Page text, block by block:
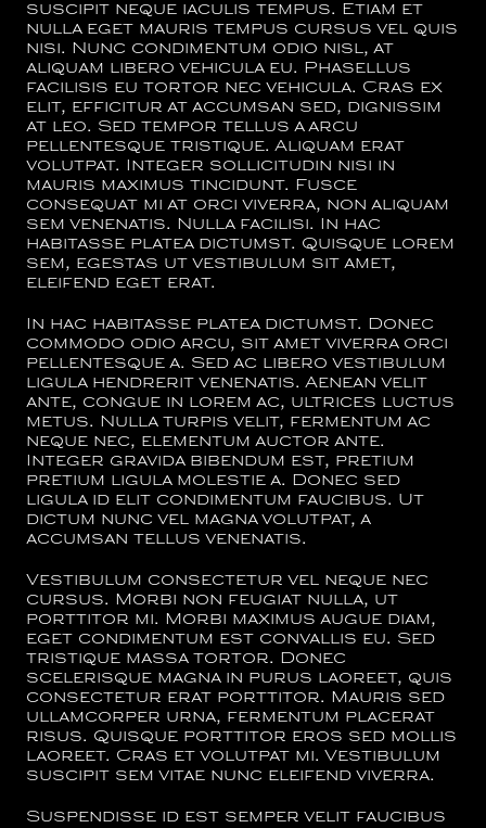
suscipit neque iaculis tempus. Etiam et
nulla eget mauris tempus cursus vel quis
nisi. Nunc condimentum odio nisl, at
aliquam libero vehicula eu. Phasellus
facilisis eu tortor nec vehicula. Cras ex
elit, efficitur at accumsan sed, dignissim
at leo. Sed tempor tellus a arcu
pellentesque tristique. Aliquam erat
volutpat. Integer sollicitudin nisi in
mauris maximus tincidunt. Fusce
consequat mi at orci viverra, non aliquam
sem venenatis. Nulla facilisi. In hac
habitasse platea dictumst. Quisque lorem
sem, egestas ut vestibulum sit amet,
eleifend eget erat.
In hac habitasse platea dictumst. Donec
commodo odio arcu, sit amet viverra orci
pellentesque a. Sed ac libero vestibulum
ligula hendrerit venenatis. Aenean velit
ante, congue in lorem ac, ultrices luctus
metus. Nulla turpis velit, fermentum ac
neque nec, elementum auctor ante.
Integer gravida bibendum est, pretium
pretium ligula molestie a. Donec sed
ligula id elit condimentum faucibus. Ut
dictum nunc vel magna volutpat, a
accumsan tellus venenatis.
Vestibulum consectetur vel neque nec
cursus. Morbi non feugiat nulla, ut
porttitor mi. Morbi maximus augue diam,
eget condimentum est convallis eu. Sed
tristique massa tortor. Donec
scelerisque magna in purus laoreet, quis
consectetur erat porttitor. Mauris sed
ullamcorper urna, fermentum placerat
risus. Quisque porttitor eros sed mollis
laoreet. Cras et volutpat mi. Vestibulum
suscipit sem vitae nunc eleifend viverra.
Suspendisse id est semper velit faucibus